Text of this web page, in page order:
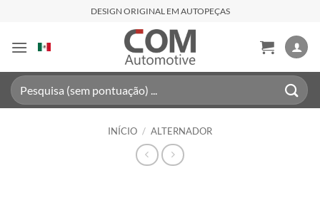
content
DESIGN ORIGINAL EM AUTOPEÇAS
Pesquisar
por:
INÍCIO / ALTERNADOR